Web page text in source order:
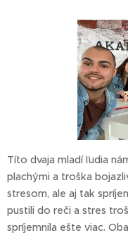
Títo dvaja mladí ľudia
plachými a troška
stresom, ale aj tak
pustili do reči a stres
spríjemnila ešte viac.